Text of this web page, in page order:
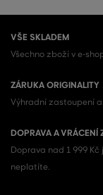
VŠE SKLADEM
Všechno zboží v e-
ZÁRUKA ORIGINALITY
Výhradní zastoupení
DOPRAVA A VRÁCENÍ
Doprava nad 1 999
neplatíte.